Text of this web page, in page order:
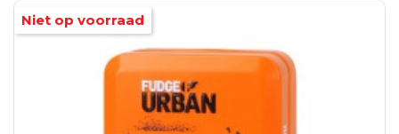
Niet op voorraad